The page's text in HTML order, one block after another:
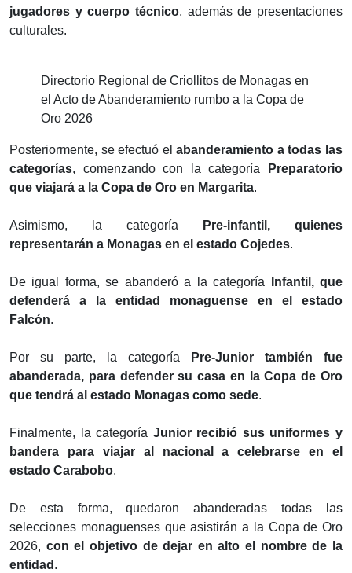
jugadores y cuerpo técnico, además de presentaciones
culturales.
Directorio Regional de Criollitos de Monagas en
el Acto de Abanderamiento rumbo a la Copa de
Oro 2026
Posteriormente, se efectuó elabanderamiento a todas las
categorías, comenzando con la categoría
Preparatorio
que viajará a la Copa de Oro en Margarita.
‎Asimismo, la categoría
Pre-infantil, quienes
representarán a Monagas en el estado Cojedes.
‎De igual forma, se abanderó a la categoría
Infantil, que
defenderá a la entidad monaguense en el estado
Falcón.
‎Por su parte, la categoría
Pre-Junior también fue
abanderada, para defender su casa en la Copa de Oro
que tendrá al estado Monagas como sede.
‎Finalmente, la categoría Junior recibió sus uniformes y
bandera para viajar al nacional a celebrarse en el
estado Carabobo.
‎De esta forma, quedaron abanderadas todas las
selecciones monaguenses que asistirán a la Copa de Oro
2026, con el objetivo de dejar en alto el nombre de la
entidad .